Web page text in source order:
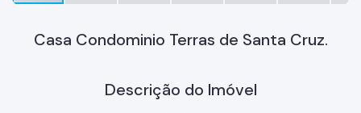
Casa Condominio Terras de Santa Cruz.
Descrição do Imóvel